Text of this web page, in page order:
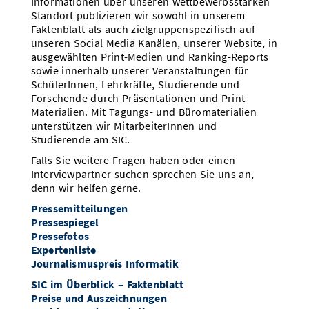
Millionenförderung des Landes: Gesellschaft
und Wirtschaft mit neuen Datenquellen
analysieren
IDW
Satellitenbilder, soziale Medien oder Barcode-
Scanner in Geschäften bieten einen reichen
Datenschatz, der bisher in den
Sozialwissenschaften noch wenig genutzt wird.
Neue KI-gestützte Methoden helfen hier bei
der Auswertung, sie erfordern jedoch viel IT-
Knowhow und eine rechtliche und ethische
Einordnung. Diese interdisziplinären
Fachkenntnisse sollen jetzt in einem
Kompetenzzentrum genannt „Societal
Observatory Using Novel Data Sources
(SOUNDS)“ gebündelt werden. Die
Landesregierung fördert dies mit 29 Millionen
Euro aus dem Transformationsfonds, um neben
wissenschaftlichen Erkenntnissen auch
konkrete wirtschaftliche Impulse für die
Süddeutsche
Eng betreut durch das "Human-Computer-
Interaction Lab" von Informatik-Professor
Jürgen Steimle an der Universität des
Saarlandes haben die beiden Studentinnen
ihre Forschung ausgearbeitet und auf einer
wissenschaftlichen Fachkonferenz eingereicht.
Mit Erfolg, im Juni werden sie zur "Interaction
Design and Children Conference"
Er bringt Haptik in die virtuelle Realität
vdi
André Zenner arbeitet daran, virtuelle Welten
fühlbar zu machen. Sehen und Hören
verbessern sich kontinuierlich in der virtuellen
Realität (VR). Die Haptik ist noch eine
Herausforderung.
Was das jüngst in Kraft getretene KI-Gesetz
in der Praxis bedeutet
Standort publizieren wir sowohl in unserem
Faktenblatt als auch zielgruppenspezifisch auf
unseren Social Media Kanälen, unserer Website, in
ausgewählten Print-Medien und Ranking-Reports
sowie innerhalb unserer Veranstaltungen für
SchülerInnen, Lehrkräfte, Studierende und
Forschende durch Präsentationen und Print-
Materialien. Mit Tagungs- und Büromaterialien
unterstützen wir MitarbeiterInnen und
Studierende am SIC.
Falls Sie weitere Fragen haben oder einen
Interviewpartner suchen sprechen Sie uns an,
denn wir helfen gerne.
Pressemitteilungen
Pressespiegel
Pressefotos
Expertenliste
Journalismuspreis Informatik
SIC im Überblick – Faktenblatt
Preise und Auszeichnungen